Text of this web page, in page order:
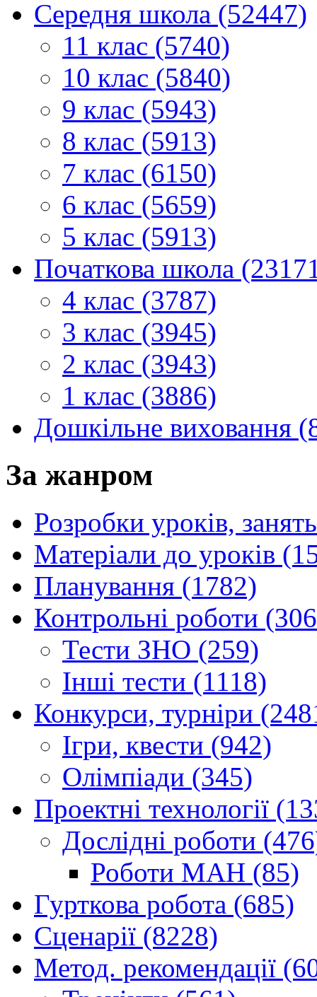
Середня школа (52447)
11 клас (5740)
10 клас (5840)
9 клас (5943)
8 клас (5913)
7 клас (6150)
6 клас (5659)
5 клас (5913)
Початкова школа
4 клас (3787)
3 клас (3945)
2 клас (3943)
1 клас (3886)
Дошкільне виховання
За жанром
Розробки уроків,
Матеріали до уроків
Планування (1782)
Контрольні роботи
Тести ЗНО (259)
Інші тести (1118)
Конкурси, турніри
Ігри, квести (942)
Олімпіади (345)
Проектні технології
Дослідні роботи
Роботи МАН (85)
Гурткова робота (685)
Сценарії (8228)
Метод. рекомендації